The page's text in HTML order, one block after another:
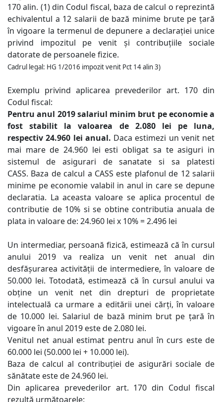
170 alin. (1) din Codul fiscal, baza de calcul o reprezintă
echivalentul a 12 salarii de bază minime brute pe țară
în vigoare la termenul de depunere a declarației unice
privind impozitul pe venit și contribuțiile sociale
datorate de persoanele fizice.
Cadrul legal: HG 1/2016 impozit venit Pct 14 alin 3)
Exemplu privind aplicarea prevederilor art. 170 din
Codul fiscal:
Pentru anul 2019 salariul minim brut pe economie a
fost stabilit la valoarea de 2.080 lei pe luna,
respectiv 24.960 lei anual. Daca estimezi un venit net
mai mare de 24.960 lei esti obligat sa te asiguri in
sistemul de asigurari de sanatate si sa platesti
CASS. Baza de calcul a CASS este plafonul de 12 salarii
minime pe economie valabil in anul in care se depune
declaratia. La aceasta valoare se aplica procentul de
contributie de 10% si se obtine contributia anuala de
plata in valoare de: 24.960 lei x 10% = 2.496 lei
Un intermediar, persoană fizică, estimează că în cursul
anului 2019 va realiza un venit net anual din
desfășurarea activității de intermediere, în valoare de
50.000 lei. Totodată, estimează că în cursul anului va
obține un venit net din drepturi de proprietate
intelectuală ca urmare a editării unei cărți, în valoare
de 10.000 lei. Salariul de bază minim brut pe țară în
vigoare în anul 2019 este de 2.080 lei.
Venitul net anual estimat pentru anul în curs este de
60.000 lei (50.000 lei + 10.000 lei).
Baza de calcul al contribuției de asigurări sociale de
sănătate este de 24.960 lei.
Din aplicarea prevederilor art. 170 din Codul fiscal
rezultă următoarele: